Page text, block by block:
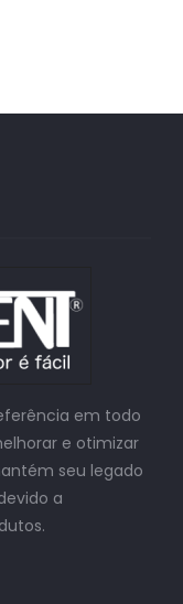
em todo
e otimizar
seu legado
a